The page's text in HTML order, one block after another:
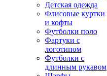
Детская одежда
Флисовые куртки
и кофты
Футболки поло
Фартуки с
логотипом
Футболки с
длинным рукавом